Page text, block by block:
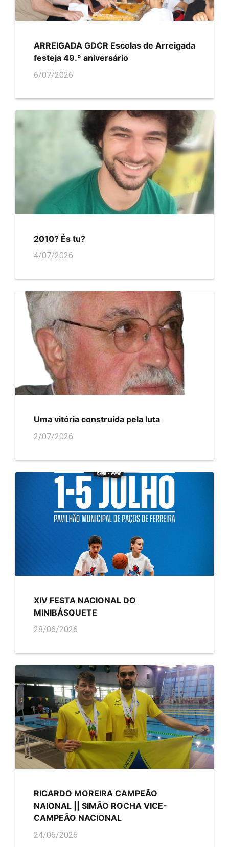
ARREIGADA GDCR Escolas de Arreigada
festeja 49.º aniversário
6/07/2026
2010? És tu?
4/07/2026
Uma vitória construída pela luta
2/07/2026
XIV FESTA NACIONAL DO
MINIBÁSQUETE
28/06/2026
RICARDO MOREIRA CAMPEÃO
NAIONAL || SIMÃO ROCHA VICE-
CAMPEÃO NACIONAL
24/06/2026